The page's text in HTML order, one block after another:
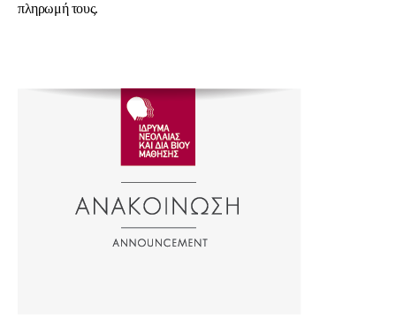
πληρωμή τους.